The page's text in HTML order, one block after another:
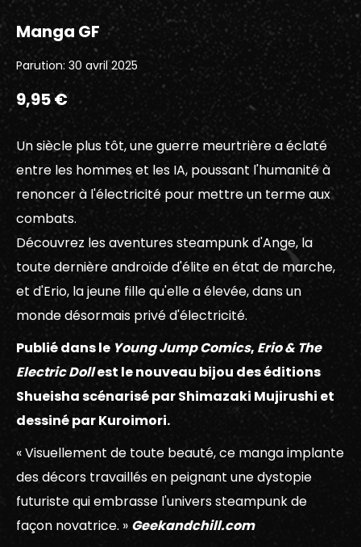
Manga GF
Parution: 30 avril 2025
9,95 €
Un siècle plus tôt, une guerre meurtrière a éclaté
entre les hommes et les IA, poussant l'humanité à
renoncer à l'électricité pour mettre un terme aux
combats.
Découvrez les aventures steampunk d'Ange, la
toute dernière androïde d'élite en état de marche,
et d'Erio, la jeune fille qu'elle a élevée, dans un
monde désormais privé d'électricité.
Publié dans le Young Jump Comics, Erio & The
Electric Dollest le nouveau bijou des éditions
Shueisha scénarisé par Shimazaki Mujirushi et
dessiné par Kuroimori.
« Visuellement de toute beauté, ce manga implante
des décors travaillés en peignant une dystopie
futuriste qui embrasse l'univers steampunk de
façon novatrice. » Geekandchill.com